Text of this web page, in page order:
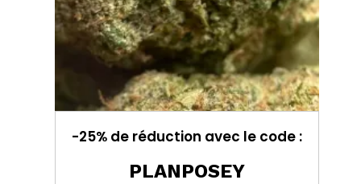
-25% de réduction avec le code :
PLANPOSEY